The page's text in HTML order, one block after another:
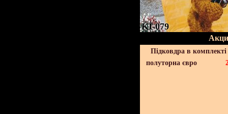
KI-079
Підковдра в
полуторна євро